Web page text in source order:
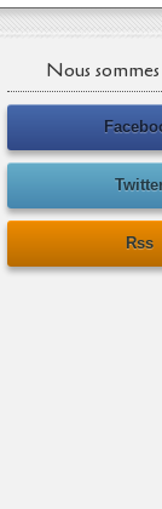
Nous
Rss